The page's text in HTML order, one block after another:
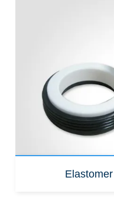
BURGMANN
FLOWSERVE 160